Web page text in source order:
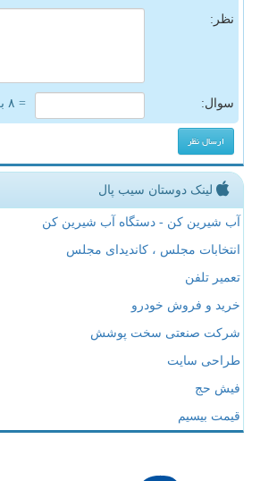
نظر:
سوال: = ۸ بعلاوه ۳
لینک دوستان سیب پال
آب شیرین کن - دستگاه آب شیرین کن
انتخابات مجلس ، کاندیدای مجلس
تعمیر تلفن
خرید و فروش خودرو
شرکت صنعتی سخت پوشش
طراحی سایت
فیش حج
قیمت بیسیم